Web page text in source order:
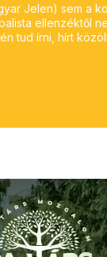
Jelen) sem a
ellenzéktől
tud írni, hírt